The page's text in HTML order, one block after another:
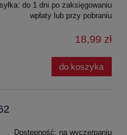
do 1 dni po zaksięgowaniu
wpłaty lub przy pobraniu
18,99 zł
do koszyka
Dostępność: na wyczerpaniu